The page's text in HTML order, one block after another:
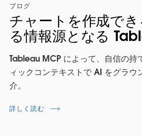
ブログ
チャートを作成で
る情報源となる
Tableau MCP によって、自信の持
ィックコンテキストで AI をグラ
介。
詳しく読む